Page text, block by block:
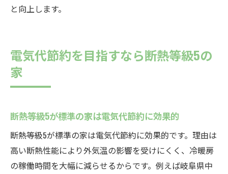
と向上します。
電気代節約を目指すなら断熱等級5の
家
断熱等級5が標準の家は電気代節約に効果的
断熱等級5が標準の家は電気代節約に効果的です。理由は
高い断熱性能により外気温の影響を受けにくく、冷暖房
の稼働時間を大幅に減らせるからです。例えば岐阜県中